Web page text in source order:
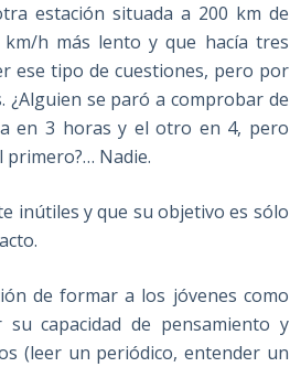
estación situada a 200 km de
h más lento y que hacía tres
ese tipo de cuestiones, pero por
se paró a comprobar de
en 3 horas y el otro en 4, pero
primero?… Nadie.
inútiles y que su objetivo es sólo
de formar a los jóvenes como
capacidad de pensamiento y
(leer un periódico, entender un